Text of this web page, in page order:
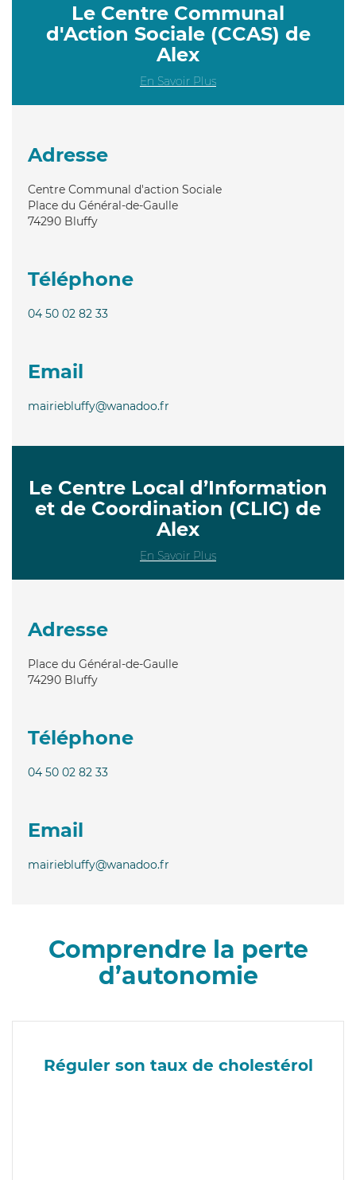
Le Centre Communal
d'Action Sociale (CCAS) de
Alex
En Savoir Plus
Adresse
Centre Communal d'action Sociale
Place du Général-de-Gaulle
74290 Bluffy
Téléphone
04 50 02 82 33
Email
mairiebluffy@wanadoo.fr
Le Centre Local d’Information
et de Coordination (CLIC) de
Alex
En Savoir Plus
Adresse
Place du Général-de-Gaulle
74290 Bluffy
Téléphone
04 50 02 82 33
Email
mairiebluffy@wanadoo.fr
Comprendre la perte
d’autonomie
Réguler son taux de cholestérol